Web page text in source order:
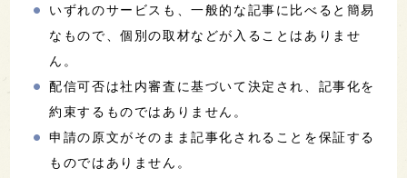
いずれのサービスも、一般的な記事に比べると簡易
なもので、個別の取材などが入ることはありませ
ん。
配信可否は社内審査に基づいて決定され、記事化を
約束するものではありません。
申請の原文がそのまま記事化されることを保証する
ものではありません。